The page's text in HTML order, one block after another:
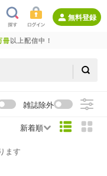
無料登録
冊以上配信中！
雑誌除外
新着順
ます